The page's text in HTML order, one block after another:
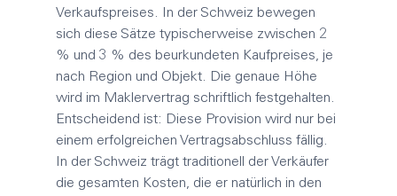
Verkaufspreises. In der Schweiz bewegen
sich diese Sätze typischerweise zwischen 2
% und 3 % des beurkundeten Kaufpreises, je
nach Region und Objekt. Die genaue Höhe
wird im Maklervertrag schriftlich festgehalten.
Entscheidend ist: Diese Provision wird nur bei
einem erfolgreichen Vertragsabschluss fällig.
In der Schweiz trägt traditionell der Verkäufer
die gesamten Kosten, die er natürlich in den